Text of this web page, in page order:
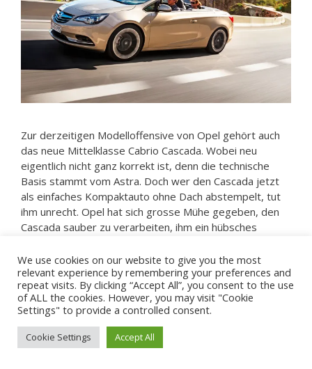
Zur derzeitigen Modelloffensive von Opel gehört auch
das neue Mittelklasse Cabrio Cascada. Wobei neu
eigentlich nicht ganz korrekt ist, denn die technische
Basis stammt vom Astra. Doch wer den Cascada jetzt
als einfaches Kompaktauto ohne Dach abstempelt, tut
ihm unrecht. Opel hat sich grosse Mühe gegeben, den
Cascada sauber zu verarbeiten, ihm ein hübsches
verleihen. Seine Konkurrenten sind keine geringeren als
Audi A5 Cabrio und BMW 3er Cabrio, Opel verspricht
jedoch einen Preisvorteil von bis zu 30%. Klingt das
nicht fast zu schön, um wahr zu sein?
Read more
We use cookies on our website to give you the most
relevant experience by remembering your preferences and
repeat visits. By clicking “Accept All”, you consent to the use
of ALL the cookies. However, you may visit "Cookie
Settings" to provide a controlled consent.
Cookie Settings Accept All